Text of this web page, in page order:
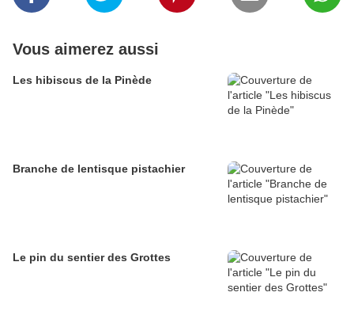
Vous aimerez aussi
Les hibiscus de la Pinède
Branche de lentisque pistachier
Le pin du sentier des Grottes